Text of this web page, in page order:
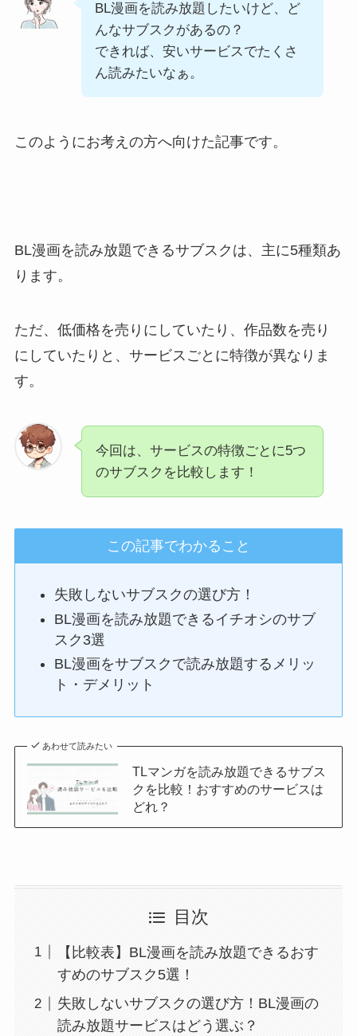
BL漫画を読み放題したいけど、ど
んなサブスクがあるの？
できれば、安いサービスでたくさ
ん読みたいなぁ。
このようにお考えの方へ向けた記事です。
BL漫画を読み放題できるサブスクは、主に5種類あ
ります。
ただ、低価格を売りにしていたり、作品数を売り
にしていたりと、サービスごとに特徴が異なりま
す。
今回は、サービスの特徴ごとに5つ
のサブスクを比較します！
この記事でわかること
失敗しないサブスクの選び方！
BL漫画を読み放題できるイチオシのサブ
スク3選
BL漫画をサブスクで読み放題するメリッ
ト・デメリット
あわせて読みたい
TLマンガを読み放題できるサブス
クを比較！おすすめのサービスは
どれ？
目次
【比較表】BL漫画を読み放題できるおす
すめのサブスク5選！
失敗しないサブスクの選び方！BL漫画の
読み放題サービスはどう選ぶ？